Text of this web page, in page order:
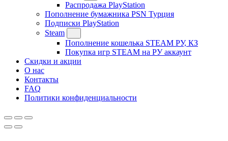
Распродажа PlayStation
Пополнение бумажника PSN Турция
Подписки PlayStation
Steam
Пополнение кошелька STEAM РУ, КЗ
Покупка игр STEAM на РУ аккаунт
Скидки и акции
О нас
Контакты
FAQ
Политики конфиденциальности